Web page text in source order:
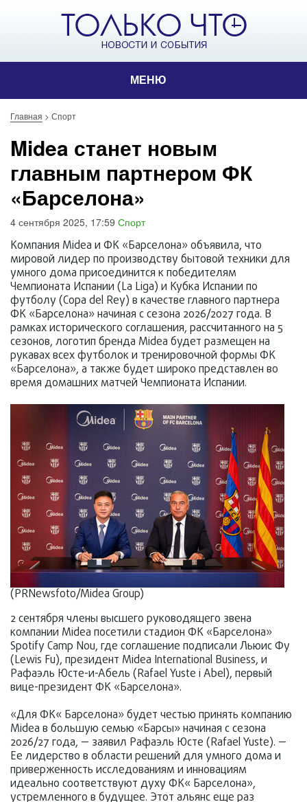
МЕНЮ
Главная > Спорт
Midea станет новым
главным партнером ФК
«Барселона»
4 сентября 2025, 17:59 Спорт
Компания Midea и ФК «Барселона» объявила, что
мировой лидер по производству бытовой техники для
умного дома присоединится к победителям
Чемпионата Испании (La Liga) и Кубка Испании по
футболу (Copa del Rey) в качестве главного партнера
ФК «Барселона» начиная с сезона 2026/2027 года. В
рамках исторического соглашения, рассчитанного на 5
сезонов, логотип бренда Midea будет размещен на
рукавах всех футболок и тренировочной формы ФК
«Барселона», а также будет широко представлен во
время домашних матчей Чемпионата Испании.
(PRNewsfoto/Midea Group)
2 сентября члены высшего руководящего звена
компании Midea посетили стадион ФК «Барселона»
Spotify Camp Nou, где соглашение подписали Льюис Фу
(Lewis Fu), президент Midea International Business, и
Рафаэль Юсте-и-Абель (Rafael Yuste i Abel), первый
вице-президент ФК «Барселона».
«Для ФК« Барселона» будет честью принять компанию
Midea в большую семью «Барсы» начиная с сезона
2026/27 года, — заявил Рафаэль Юсте (Rafael Yuste). —
Ее лидерство в области решений для умного дома и
приверженность исследованиям и инновациям
идеально соответствуют духу ФК« Барселона»,
устремленного в будущее. Этот альянс еще раз